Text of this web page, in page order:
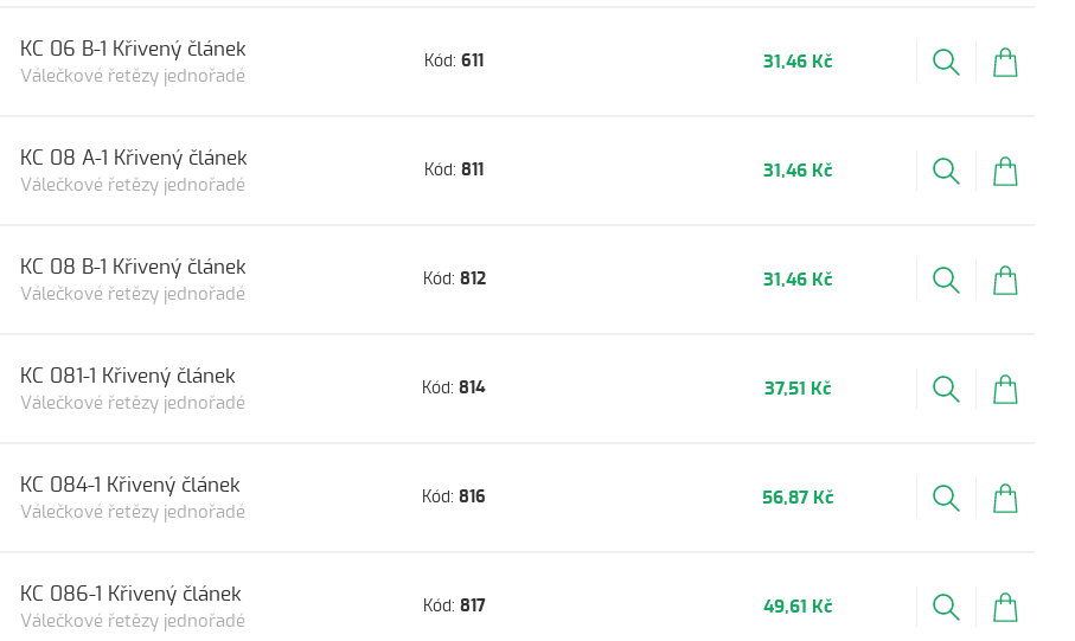
Kód:611
Válečkové řetězy jednořadé
KC 06 B-1 Křivený článek
31,46 Kč
Kód:811
Válečkové řetězy jednořadé
KC 08 A-1 Křivený článek
31,46 Kč
Kód: 812
Válečkové řetězy jednořadé
KC 08 B-1 Křivený článek
31,46 Kč
Kód:814
Válečkové řetězy jednořadé
KC 081-1 Křivený článek
37,51 Kč
Kód:816
Válečkové řetězy jednořadé
KC 084-1 Křivený článek
56,87 Kč
Kód: 817
Válečkové řetězy jednořadé
KC 086-1 Křivený článek
49,61 Kč